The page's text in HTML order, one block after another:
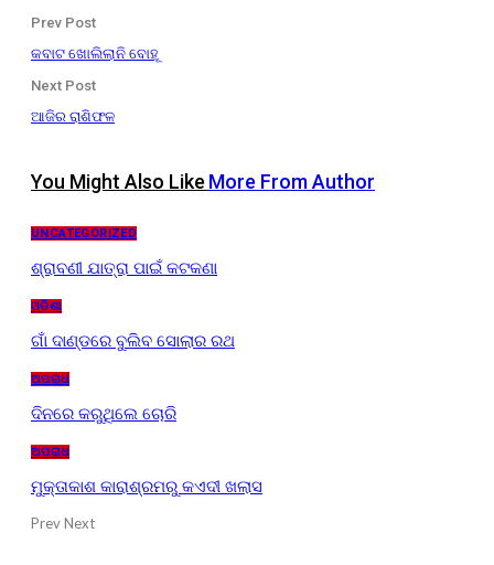
Prev Post
କବାଟ ଖୋଲିଲାନି ବୋହୂ
Next Post
ଆଜିର ରାଶିଫଳ
You Might Also Like More From Author
UNCATEGORIZED
ଶ୍ରାବଣୀ ଯାତ୍ରା ପାଇଁ କଟକଣା
ଓଡ଼ିଶା
ଗାଁ ଦାଣ୍ଡରେ ବୁଲିବ ସୋଲାର ରଥ
ଅପରାଧ
ଦିନରେ କରୁଥିଲେ ଚୋରି
ଅପରାଧ
ମୁକ୍ତାକାଶ କାରାଶ୍ରମରୁ କଏଦୀ ଖଲାସ
PrevNext